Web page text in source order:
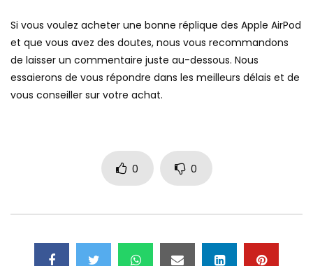
Si vous voulez acheter une bonne réplique des Apple AirPod
et que vous avez des doutes, nous vous recommandons
de laisser un commentaire juste au-dessous. Nous
essaierons de vous répondre dans les meilleurs délais et de
vous conseiller sur votre achat.
0 0